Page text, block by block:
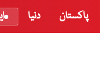
پاکستان دنیا